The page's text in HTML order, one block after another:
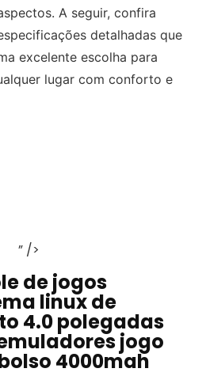
A seguir, confira
detalhadas que
excelente escolha para
lugar com conforto e
” />
de jogos
linux de
4.0 polegadas
jogo
4000mah